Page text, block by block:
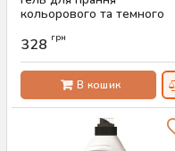
кольорового та темного
Color, 2 л (50 прань)
Артикул:AS-00670
328 грн
В кошик